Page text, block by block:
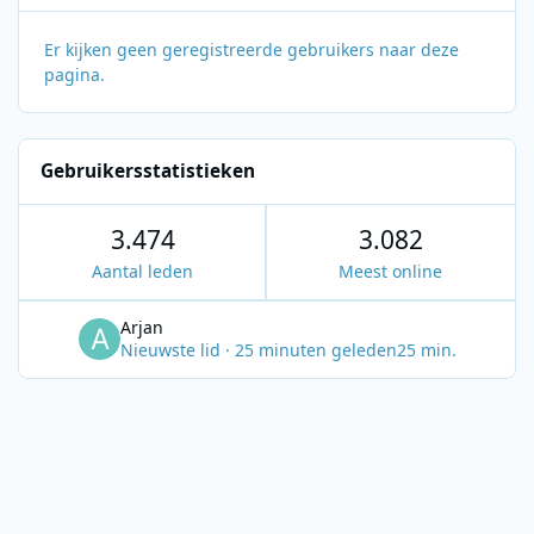
Er kijken geen geregistreerde gebruikers naar deze
pagina.
Gebruikersstatistieken
3.474
Aantal leden
3.082
Meest online
Arjan
Nieuwste lid · 25 minuten geleden25 min.